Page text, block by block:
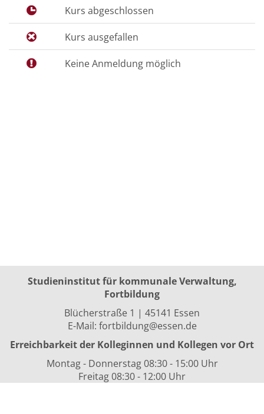
Kurs abgeschlossen
Kurs ausgefallen
Keine Anmeldung möglich
Studieninstitut für kommunale Verwaltung,
Fortbildung
Blücherstraße 1 | 45141 Essen
E-Mail: fortbildung@essen.de
Erreichbarkeit der Kolleginnen und Kollegen vor Ort
Montag - Donnerstag 08:30 - 15:00 Uhr
Freitag 08:30 - 12:00 Uhr